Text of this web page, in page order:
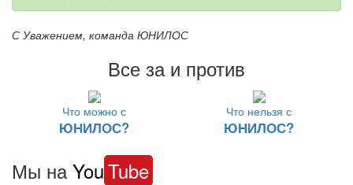
С Уважением, команда ЮНИЛОС
Все за и против
Что можно с
ЮНИЛОС?
Что нельзя с
ЮНИЛОС?
Мы наYouTube